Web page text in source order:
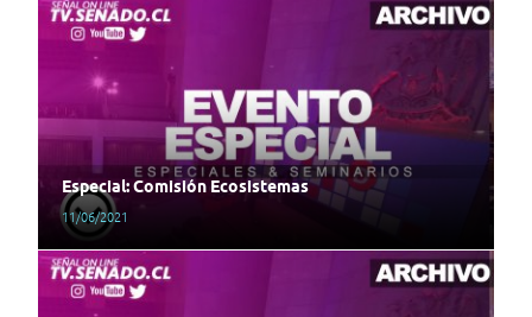
Especial: Comisión Ecosistemas
11/06/2021